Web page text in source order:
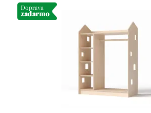
Doprava
zadarmo